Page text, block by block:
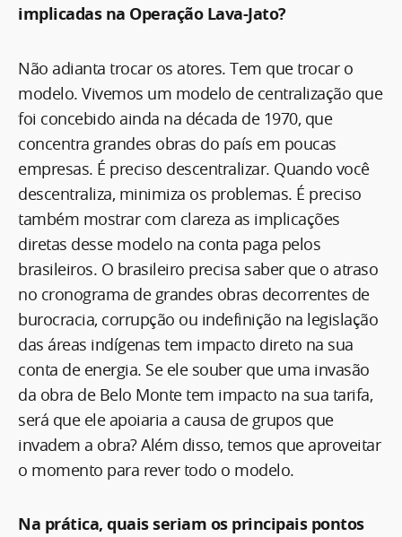
implicadas na Operação Lava-Jato?
Não adianta trocar os atores. Tem que trocar o
modelo. Vivemos um modelo de centralização que
foi concebido ainda na década de 1970, que
concentra grandes obras do país em poucas
empresas. É preciso descentralizar. Quando você
descentraliza, minimiza os problemas. É preciso
também mostrar com clareza as implicações
diretas desse modelo na conta paga pelos
brasileiros. O brasileiro precisa saber que o atraso
no cronograma de grandes obras decorrentes de
burocracia, corrupção ou indefinição na legislação
das áreas indígenas tem impacto direto na sua
conta de energia. Se ele souber que uma invasão
da obra de Belo Monte tem impacto na sua tarifa,
será que ele apoiaria a causa de grupos que
invadem a obra? Além disso, temos que aproveitar
o momento para rever todo o modelo.
Na prática, quais seriam os principais pontos